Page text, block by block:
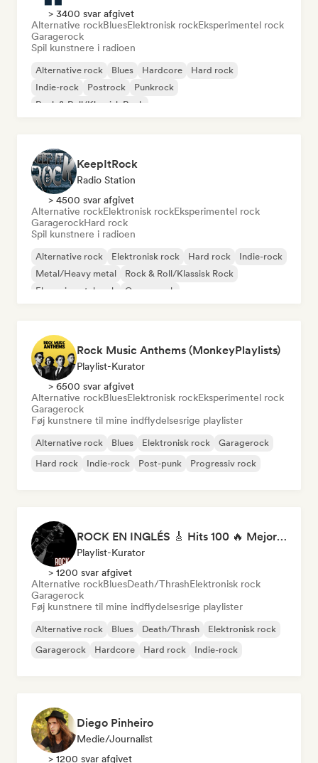
> 3400 svar afgivet
Alternative rockBluesElektronisk rockEksperimentel rock
Garagerock
Spil kunstnere i radioen
Alternative rock Blues Hardcore
Hard rock
Indie-rock
Postrock
Punkrock
Rock & Roll/Klassisk Rock
KeepItRock
Radio Station
> 4500 svar afgivet
Alternative rockElektronisk rockEksperimentel rock
GaragerockHard rock
Spil kunstnere i radioen
Alternative rock Elektronisk rock Hard rock
Indie-rock
Metal/Heavy metal
Rock & Roll/Klassisk Rock
Eksperimentel rock
Garagerock
Rock Music Anthems (MonkeyPlaylists)
Playlist-Kurator
> 6500 svar afgivet
Alternative rockBluesElektronisk rockEksperimentel rock
Garagerock
Føj kunstnere til mine indflydelsesrige playlister
Alternative rock Blues Elektronisk rock
Garagerock
Hard rock
Indie-rock Post-punk Progressiv rock
ROCK EN INGLÉS 🎸 Hits 100 🔥 Mejor Música Rock Internacional ·
Playlist-Kurator
> 1200 svar afgivet
Alternative rockBluesDeath/ThrashElektronisk rock
Garagerock
Føj kunstnere til mine indflydelsesrige playlister
Alternative rock Blues Death/Thrash
Elektronisk rock
Garagerock
Hardcore Hard rock Indie-rock
Diego Pinheiro
Medie/journalist
> 1200 svar afgivet